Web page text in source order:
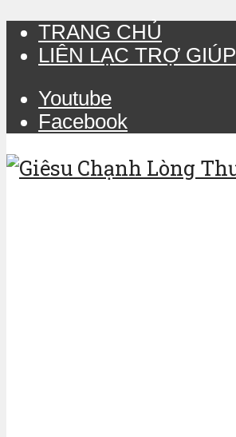
TRANG CHỦ
LIÊN LẠC TRỢ GIÚP
Youtube
Facebook